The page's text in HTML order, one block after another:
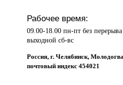
Рабочее время:
09.00-18.00 пн-пт без перерыва
выходной сб-вс
Россия, г. Челябинск,
почтовый индекс 454021